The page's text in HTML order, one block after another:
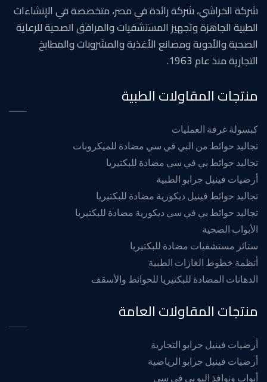
شركة الخراشي، شركة رائدة في مصر، متخصصة في الإنشاءات
الطبية الجاهزة وتجهيز المستشفيات والمرافق الصحية للرعاية
الصحية والأدوية ومصانع الأغذية والمشروبات والمطابخ
التجارية منذ عام 1963.
منتجات المقاولات الطبية
كبسولة غرفة العمليات
تجاليد حوائط من البي في سي مضادة للميكروبات
تجاليد حوائط بي في سي مضادة للبكتيريا
أرضيات فينيل جرابو الطبية
تجاليد حوائط فينيل ديكورية مضادة للبكتيريا
تجاليد حوائط بي في سي ديكورية مضادة للبكتيريا
الأبواب الصحية
ستائر مستشفيات مضادة للبكتيريا
أنظمة خطوط الغازات الطبية
الدهانات المضادة للبكتيريا للحوائط والأسقف
منتجات المقاولات العامة
أرضيات فينيل جرابو التجارية
أرضيات فينيل جرابو الرياضية
أبواب ونوافذ اليو بي في سي